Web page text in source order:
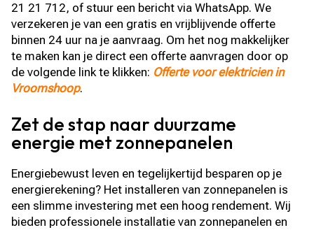
21 21 712, of stuur een bericht via WhatsApp. We
verzekeren je van een gratis en vrijblijvende offerte
binnen 24 uur na je aanvraag. Om het nog makkelijker
te maken kan je direct een offerte aanvragen door op
de volgende link te klikken: Offerte voor elektricien in
Vroomshoop.
Zet de stap naar duurzame
energie met zonnepanelen
Energiebewust leven en tegelijkertijd besparen op je
energierekening? Het installeren van zonnepanelen is
een slimme investering met een hoog rendement. Wij
bieden professionele installatie van zonnepanelen en